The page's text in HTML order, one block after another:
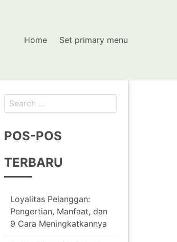
Home Set primary menu
POS-POS
TERBARU
Loyalitas Pelanggan:
Pengertian, Manfaat, dan
9 Cara Meningkatkannya